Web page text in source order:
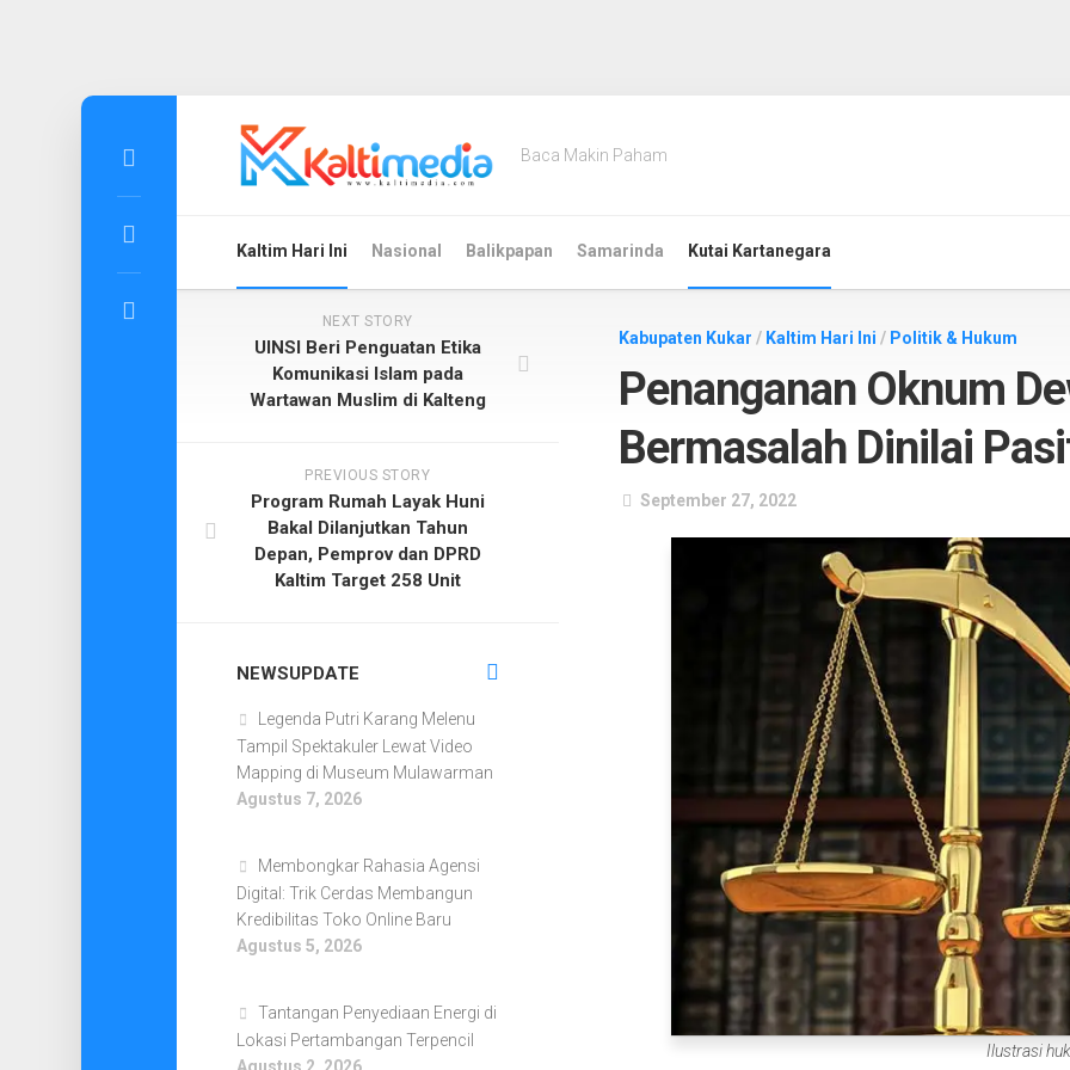
Baca Makin Paham
Kaltim Hari Ini Nasional Balikpapan Samarinda Kutai Kartanegara
Kabupaten Kukar / Kaltim Hari Ini / Politik & Hukum
Penanganan Oknum
Bermasalah Dinilai
September 27, 2022
Ilustrasi
NEXT STORY
UINSI Beri Penguatan Etika
Komunikasi Islam pada
Wartawan Muslim di Kalteng
PREVIOUS STORY
Program Rumah Layak Huni
Bakal Dilanjutkan Tahun
Depan, Pemprov dan DPRD
Kaltim Target 258 Unit
NEWSUPDATE
Legenda Putri Karang Melenu
Tampil Spektakuler Lewat Video
Mapping di Museum Mulawarman
Agustus 7, 2026
Membongkar Rahasia Agensi
Digital: Trik Cerdas Membangun
Kredibilitas Toko Online Baru
Agustus 5, 2026
Tantangan Penyediaan Energi di
Lokasi Pertambangan Terpencil